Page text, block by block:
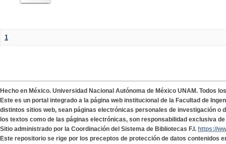
1
Hecho en México. Universidad Nacional Autónoma de México UNAM. Todos
Este es un portal integrado a la página web institucional de la Facultad de
distintos sitios web, sean páginas electrónicas personales de investigación o
los textos como de las páginas electrónicas, son responsabilidad exclusiva
Sitio administrado por la Coordinación del Sistema de Bibliotecas F.I. https://
Este repositorio se rige por los preceptos de protección de datos contenidos